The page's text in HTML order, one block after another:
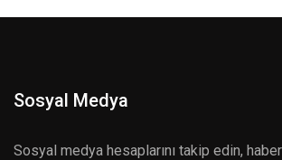
Sosyal Medya
Sosyal medya hesaplarını takip edin,